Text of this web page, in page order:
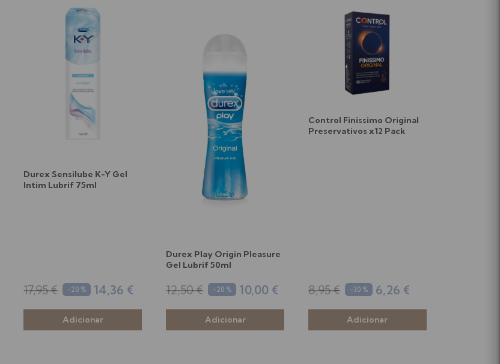
Durex Sensilube K-Y Gel
Intim Lubrif 75ml
17,95 € -20 % 14,36 €
Durex Play Origin Pleasure
Gel Lubrif 50ml
12,50 € -20 % 10,00 €
Control Finissimo Original
Preservativos x12 Pack
8,95 € -30 % 6,26 €